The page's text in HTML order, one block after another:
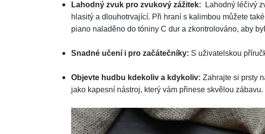
Lahodný zvuk pro zvukový zážitek:
Lahodný léčivý
hlasitý a dlouhotrvající. Při hraní s kalimbou můžete
piano naladěno do tóniny C dur a zkontrolováno, aby
Snadné učení i pro začátečníky: S uživatelskou
Objevte hudbu kdekoliv a kdykoliv: Zahrajte si prsty
jako kapesní nástroj, který vám přinese skvělou zábavu.